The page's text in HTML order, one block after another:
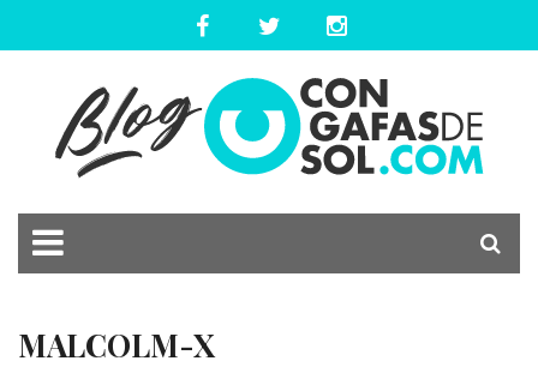
MALCOLM-X